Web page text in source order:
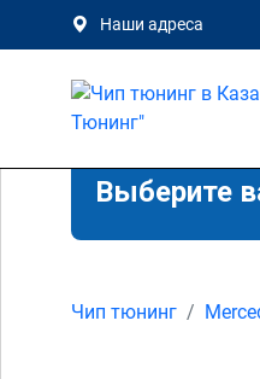
Наши адреса
Выберите
Чип тюнинг